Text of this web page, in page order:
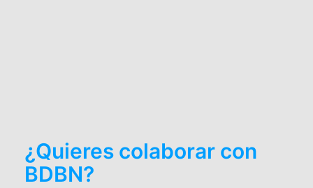
¿Quieres colaborar con
BDBN?